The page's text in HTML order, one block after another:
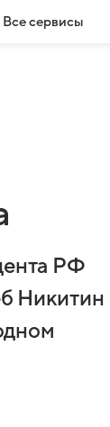
Все сервисы
РФ
Никитин